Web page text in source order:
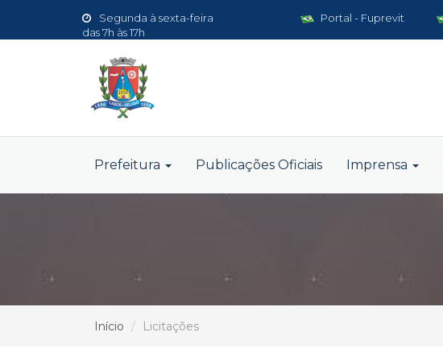
Segunda à sexta-feira
das 7h às 17h
Portal - Fuprevit
Prefeitura Publicações Oficiais Imprensa
Início Licitações